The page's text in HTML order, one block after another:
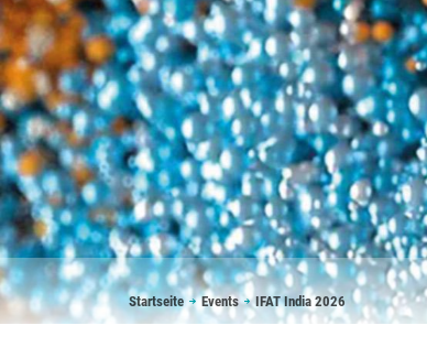
Pfadnavigation
Startseite Events IFAT India 2026